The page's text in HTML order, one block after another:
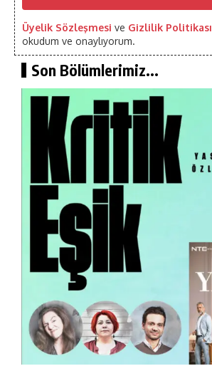
Üyelik Sözleşmesi ve Gizlilik Politikası
okudum ve onaylıyorum.
Son Bölümlerimiz...